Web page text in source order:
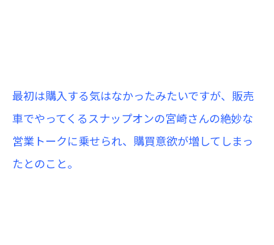
最初は購入する気はなかったみたいですが、販売
車でやってくるスナップオンの宮崎さんの絶妙な
営業トークに乗せられ、購買意欲が増してしまっ
たとのこと。